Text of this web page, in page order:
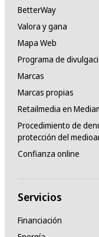
BetterWay
Valora y gana
Mapa Web
Programa de
Marcas
Marcas propias
Retailmedia en
Procedimiento de
protección del
Confianza online
Servicios
Financiación